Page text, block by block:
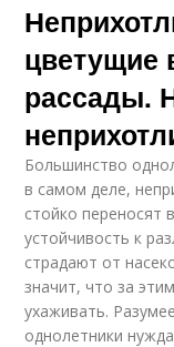
цветущие
рассады.
Большинство
в самом деле,
стойко переносят
устойчивость к
страдают от
значит, что за
ухаживать.
однолетники